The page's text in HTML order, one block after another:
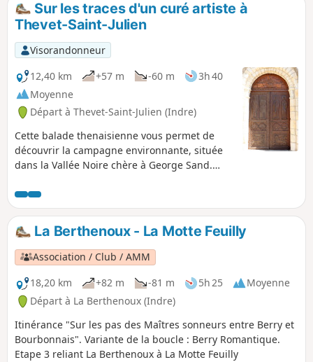
Sur les traces d'un curé artiste à
Thevet-Saint-Julien
Visorandonneur
12,40 km
+57 m -60 m
3h 40
Moyenne
Départ à Thevet-Saint-Julien (Indre)
Cette balade thenaisienne vous permet de
découvrir la campagne environnante, située
dans la Vallée Noire chère à George Sand.
vous pourrez admirer les sculptures sur bois
réalisées par l'Abbé Aymon, curé de 1941 à
1987. Les chemins, parfois humides aux
abords des ruisseaux, traversent bois, pairies
bocagères et cultures agricoles. Vous
passerez également près du Château de la
Pouzerie (privé).
La Berthenoux - La Motte Feuilly
Association / Club / AMM
18,20 km
+82 m -81 m 5h 25
Moyenne
Départ à La Berthenoux (Indre)
Itinérance "Sur les pas des Maîtres sonneurs entre Berry et
Bourbonnais". Variante de la boucle : Berry Romantique.
Etape 3 reliant La Berthenoux à La Motte Feuilly